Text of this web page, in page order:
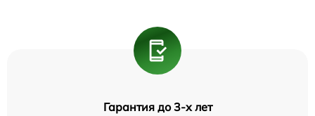
Гарантия до 3-х лет